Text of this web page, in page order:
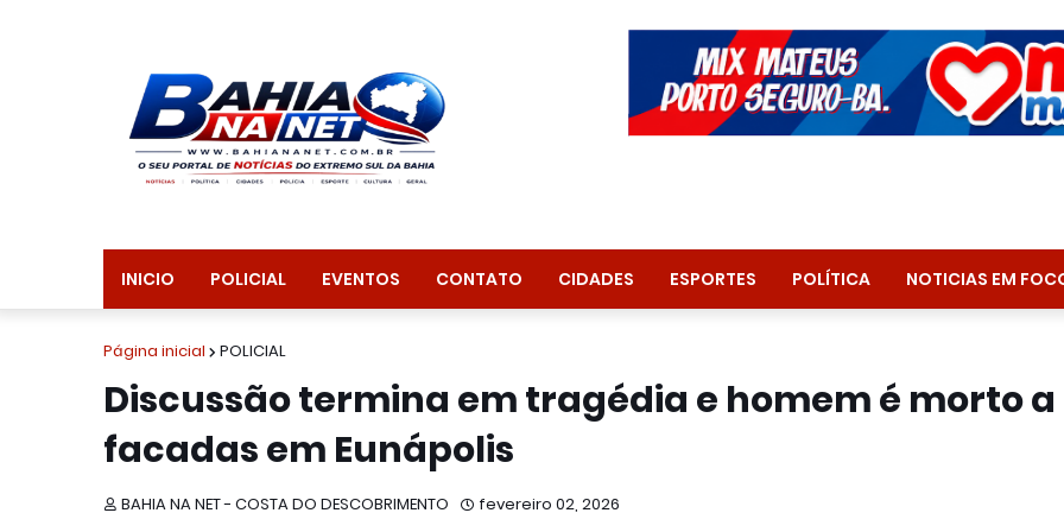
INICIO POLICIAL EVENTOS CONTATO CIDADES ESPORTES POLÍTICA NOTICIAS EM
Página inicial POLICIAL
Discussão termina em tragédia e homem é morto a
facadas em Eunápolis
BAHIA NA NET - COSTA DO DESCOBRIMENTO fevereiro 02, 2026